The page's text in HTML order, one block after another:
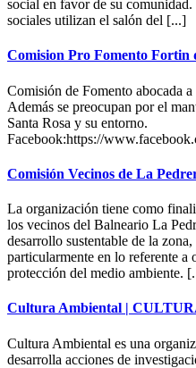
social en favor de su
sociales utilizan el salón del [...]
Comision Pro Fomento Fortin
Comisión de Fomento abocada
Además se preocupan por el
Santa Rosa y su entorno.
Facebook:https://
Comisión Vecinos de La
La organización tiene como
los vecinos del Balneario La
desarrollo sustentable de la
particularmente en lo referente a
protección del medio ambiente.
Cultura Ambiental |
Cultura Ambiental es una
desarrolla acciones de